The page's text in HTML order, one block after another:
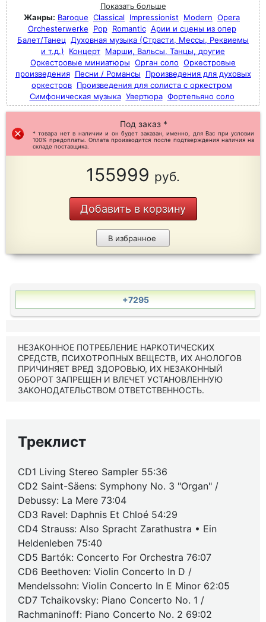
Показать больше
Жанры: Baroque Classical Impressionist Modern Opera
Orchesterwerke
Pop Romantic Арии и сцены из опер
Балет/Танец
Духовная музыка (Страсти, Мессы, Реквиемы
и т.д.)
Концерт Марши, Вальсы, Танцы, другие
Оркестровые миниатюры Орган соло Оркестровые
произведения Песни / Романсы
Произведения для духовых
оркестров Произведения для солиста с оркестром
Симфоническая музыка Увертюра Фортепьяно соло
Под заказ *
* товара нет в наличии и он будет заказан, именно, для Вас при условии
100% предоплаты. Оплата производится после подтверждения наличия на
складе поставщика.
155999 руб.
Добавить в корзину
В избранное
+7295
НЕЗАКОННОЕ ПОТРЕБЛЕНИЕ НАРКОТИЧЕСКИХ
СРЕДСТВ, ПСИХОТРОПНЫХ ВЕЩЕСТВ, ИХ АНОЛОГОВ
ПРИЧИНЯЕТ ВРЕД ЗДОРОВЬЮ, ИХ НЕЗАКОННЫЙ
ОБОРОТ ЗАПРЕЩЕН И ВЛЕЧЕТ УСТАНОВЛЕННУЮ
ЗАКОНОДАТЕЛЬСТВОМ ОТВЕТСТВЕННОСТЬ.
Треклист
CD1 Living Stereo Sampler 55:36
CD2 Saint-Säens: Symphony No. 3 "Organ" /
Debussy: La Mere 73:04
CD3 Ravel: Daphnis Et Chloé 54:29
CD4 Strauss: Also Spracht Zarathustra • Ein
Heldenleben 75:40
CD5 Bartók: Concerto For Orchestra 76:07
CD6 Beethoven: Violin Concerto In D /
Mendelssohn: Violin Concerto In E Minor 62:05
CD7 Tchaikovsky: Piano Concerto No. 1 /
Rachmaninoff: Piano Concerto No. 2 69:02